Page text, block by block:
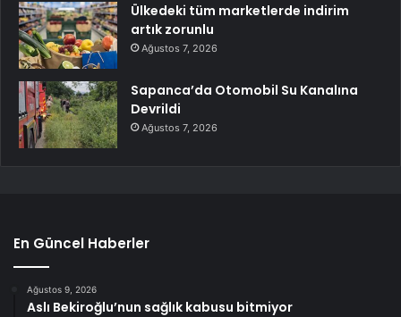
Ülkedeki tüm marketlerde indirim
artık zorunlu
Ağustos 7, 2026
Sapanca’da Otomobil Su Kanalına
Devrildi
Ağustos 7, 2026
En Güncel Haberler
Ağustos 9, 2026
Aslı Bekiroğlu’nun sağlık kabusu bitmiyor